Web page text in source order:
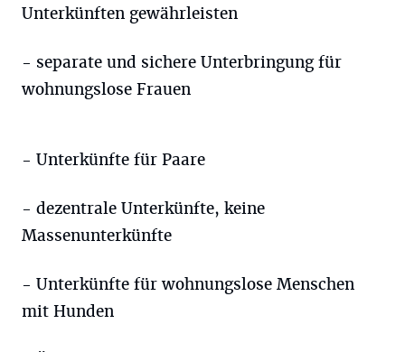
Unterkünften gewährleisten
- separate und sichere Unterbringung für
wohnungslose Frauen
- Unterkünfte für Paare
- dezentrale Unterkünfte, keine
Massenunterkünfte
- Unterkünfte für wohnungslose Menschen
mit Hunden